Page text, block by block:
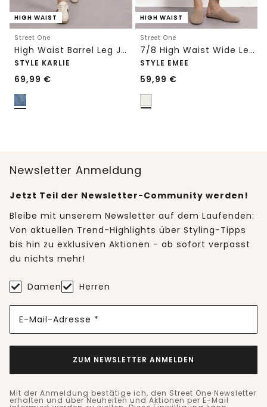
HIGH WAIST
Street One
High Waist Barrel Leg Jeans im Loose Fit
STYLE KARLIE
69,99 €
HIGH WAIST
Street One
7/8 High Waist Wide Leg Jeans im Loose Fit
STYLE EMEE
59,99 €
Newsletter Anmeldung
Jetzt Teil der Newsletter-Community werden!
Bleibe mit unserem Newsletter auf dem Laufenden:
Von aktuellen Trend-Highlights über Styling-Tipps
bis hin zu exklusiven Aktionen - ab sofort verpasst
du nichts mehr!
Damen Herren
E-Mail-Adresse *
ZUM NEWSLETTER ANMELDEN
Mit der Anmeldung bestätige ich, den Street One Newsletter
erhalten und über Neuheiten und Aktionen per E-Mail